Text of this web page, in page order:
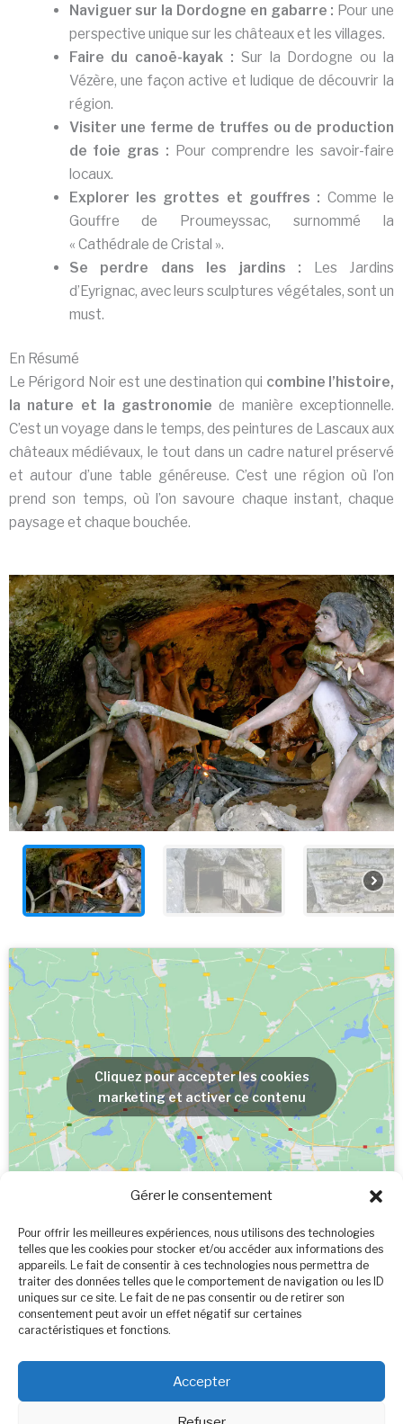
Gérer le consentement
Pour offrir les meilleures expériences, nous utilisons des technologies
telles que les cookies pour stocker et/ou accéder aux informations des
appareils. Le fait de consentir à ces technologies nous permettra de
traiter des données telles que le comportement de navigation ou les ID
uniques sur ce site. Le fait de ne pas consentir ou de retirer son
consentement peut avoir un effet négatif sur certaines
caractéristiques et fonctions.
Accepter
Naviguer sur la Dordogne en gabarre : Pour une
perspective unique sur les châteaux et les villages.
Faire du canoë-kayak : Sur la Dordogne ou la
Vézère, une façon active et ludique de découvrir la
région.
Visiter une ferme de truffes ou de production
de foie gras : Pour comprendre les savoir-faire
locaux.
Explorer les grottes et gouffres : Comme le
Gouffre de Proumeyssac, surnommé la
« Cathédrale de Cristal ».
Se perdre dans les jardins : Les Jardins
d’Eyrignac, avec leurs sculptures végétales, sont un
must.
En Résumé
Le Périgord Noir est une destination qui combine l’histoire,
la nature et la gastronomie de manière exceptionnelle.
C’est un voyage dans le temps, des peintures de Lascaux aux
châteaux médiévaux, le tout dans un cadre naturel préservé
et autour d’une table généreuse. C’est une région où l’on
prend son temps, où l’on savoure chaque instant, chaque
paysage et chaque bouchée.
Cliquez pour accepter les cookies
marketing et activer ce contenu
marketing et activer ce contenu